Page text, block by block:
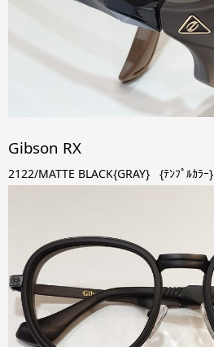
Gibson RX
2122/MATTE BLACK{GRAY} {ﾃﾝﾌﾟﾙｶﾗｰ}